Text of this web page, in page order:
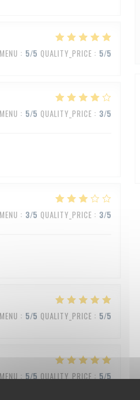
MENU : 5/5 QUALITY_PRICE : 5/5
MENU : 5/5 QUALITY_PRICE : 3/5
MENU : 3/5 QUALITY_PRICE : 3/5
MENU : 5/5 QUALITY_PRICE : 5/5
MENU: 5/5 QUALITY_PRICE: 5/5